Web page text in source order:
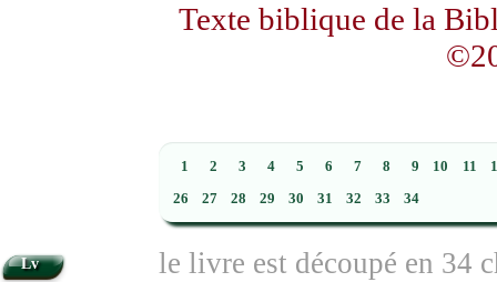
Texte biblique de la
1 2 3 4 5 6 7 8 9 10 11
26 27 28 29 30 31 32 33 34
le livre est découpé en 34
Lv